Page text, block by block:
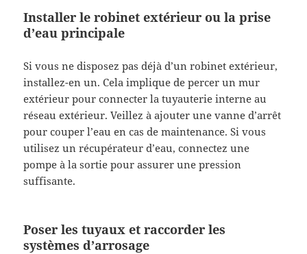
Installer le robinet extérieur ou la prise
d’eau principale
Si vous ne disposez pas déjà d’un robinet extérieur,
installez-en un. Cela implique de percer un mur
extérieur pour connecter la tuyauterie interne au
réseau extérieur. Veillez à ajouter une vanne d’arrêt
pour couper l’eau en cas de maintenance. Si vous
utilisez un récupérateur d’eau, connectez une
pompe à la sortie pour assurer une pression
suffisante.
Poser les tuyaux et raccorder les
systèmes d’arrosage